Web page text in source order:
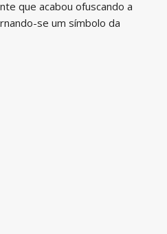
que acabou ofuscando a
se um símbolo da